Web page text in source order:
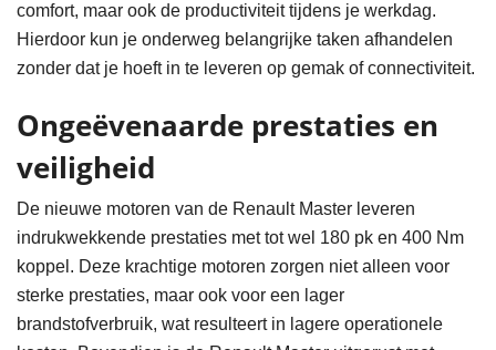
comfort, maar ook de productiviteit tijdens je werkdag.
Hierdoor kun je onderweg belangrijke taken afhandelen
zonder dat je hoeft in te leveren op gemak of connectiviteit.
Ongeëvenaarde prestaties en
veiligheid
De nieuwe motoren van de Renault Master leveren
indrukwekkende prestaties met tot wel 180 pk en 400 Nm
koppel. Deze krachtige motoren zorgen niet alleen voor
sterke prestaties, maar ook voor een lager
brandstofverbruik, wat resulteert in lagere operationele